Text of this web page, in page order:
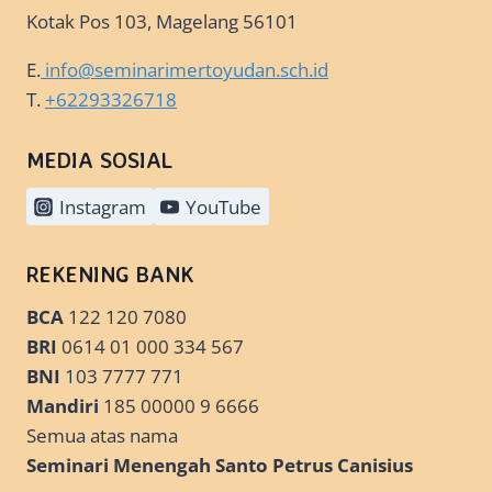
Kotak Pos 103, Magelang 56101
E. info@seminarimertoyudan.sch.id
T.+62293326718
MEDIA SOSIAL
Instagram YouTube
REKENING BANK
BCA 122 120 7080
BRI 0614 01 000 334 567
BNI 103 7777 771
Mandiri 185 00000 9 6666
Semua atas nama
Seminari Menengah Santo Petrus Canisius